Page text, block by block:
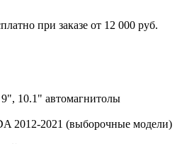
при заказе от 12 000 руб.
10.1" автомагнитолы
2012-2021 (выборочные модели)